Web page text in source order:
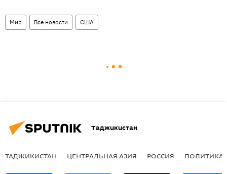
Мир Все новости США
Таджикистан
ТАДЖИКИСТАН ЦЕНТРАЛЬНАЯ АЗИЯ РОССИЯ ПОЛИТИКА